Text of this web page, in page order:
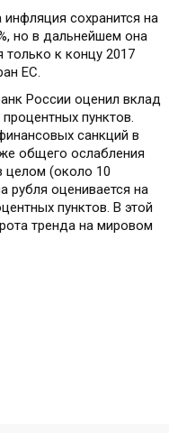
сохранится на
но в дальнейшем она
только к концу 2017
ЕС.
России оценил вклад
пунктов.
санкций в
общего ослабления
(около 10
рубля оценивается на
пунктов. В этой
тренда на мировом